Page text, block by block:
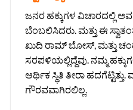
ಜನರ ಹಕ್ಕುಗಳ ವಿಚಾರದಲ್ಲಿ
ಬೆಂಬಲಿಸಿದರು. ಮತ್ತು ಈ
ಖುದಿ ರಾಮ್ ಬೋಸ್, ಮತ್ತು
ಸರಪಳಿಯಲ್ಲಿದ್ದೆವು. ನಮ್ಮ
ಆರ್ಥಿಕ ಸ್ಥಿತಿ ತೀರಾ
ಗೌರವವಾಗಿರಲಿಲ್ಲ.